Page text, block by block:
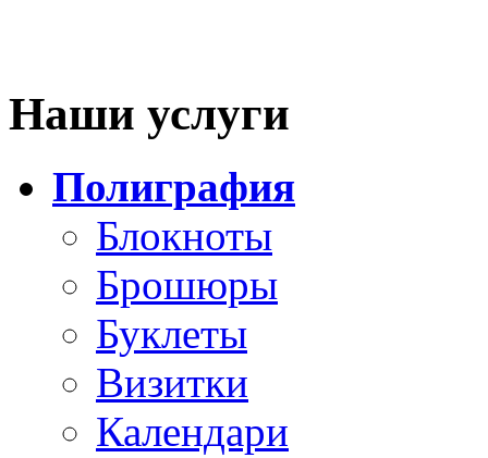
Наши услуги
Полиграфия
Блокноты
Брошюры
Буклеты
Визитки
Календари